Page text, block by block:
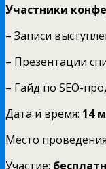
Участники
– Записи
– Презентации
– Гайд по SEO-
Дата и время: 14
Место
Участие: